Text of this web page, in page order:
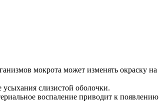
мокрота может изменять окраску на
усыхания слизистой оболочки.
воспаление приводит к появлению